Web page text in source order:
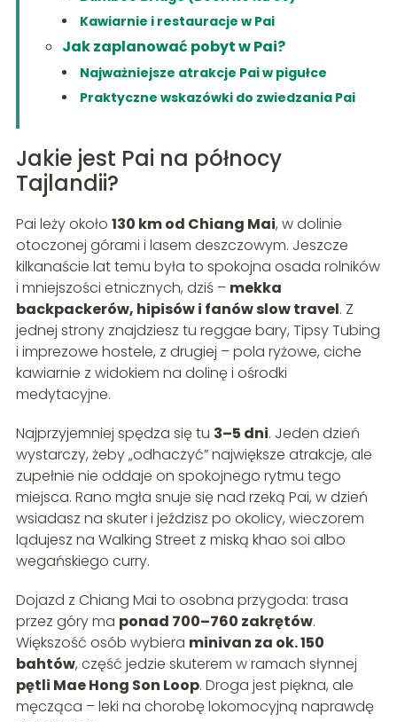
Kawiarnie i restauracje w Pai
Jak zaplanować pobyt w Pai?
Najważniejsze atrakcje Pai w pigułce
Praktyczne wskazówki do zwiedzania Pai
Jakie jest Pai na północy
Tajlandii?
Pai leży około 130 km od Chiang Mai, w dolinie
otoczonej górami i lasem deszczowym. Jeszcze
kilkanaście lat temu była to spokojna osada rolników
i mniejszości etnicznych, dziś – mekka
backpackerów, hipisów i fanów slow travel. Z
jednej strony znajdziesz tu reggae bary, Tipsy Tubing
i imprezowe hostele, z drugiej – pola ryżowe, ciche
kawiarnie z widokiem na dolinę i ośrodki
medytacyjne.
Najprzyjemniej spędza się tu 3–5 dni. Jeden dzień
wystarczy, żeby „odhaczyć” największe atrakcje, ale
zupełnie nie oddaje on spokojnego rytmu tego
miejsca. Rano mgła snuje się nad rzeką Pai, w dzień
wsiadasz na skuter i jeździsz po okolicy, wieczorem
lądujesz na Walking Street z miską khao soi albo
wegańskiego curry.
Dojazd z Chiang Mai to osobna przygoda: trasa
przez góry ma ponad 700–760 zakrętów.
Większość osób wybiera minivan za ok. 150
bahtów, część jedzie skuterem w ramach słynnej
pętli Mae Hong Son Loop. Droga jest piękna, ale
męcząca – leki na chorobę lokomocyjną naprawdę